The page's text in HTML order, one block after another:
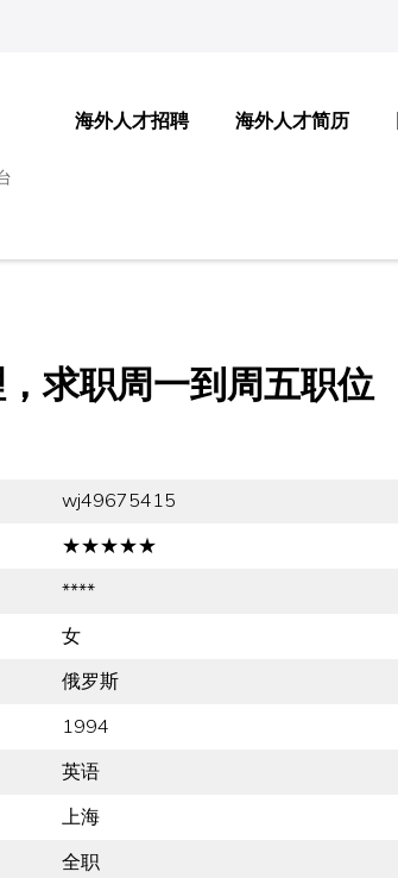
海外人才招聘 海外人才简历
求职周一到周五职位
wj49675415
★★★★★
****
女
俄罗斯
1994
英语
上海
全职